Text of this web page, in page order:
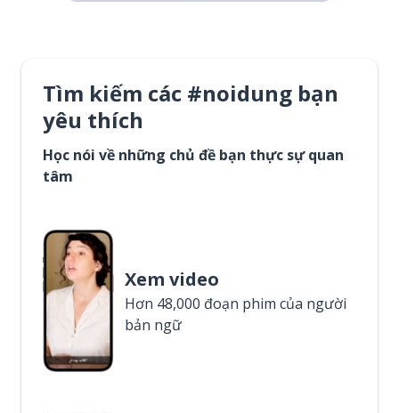
Tìm kiếm các #noidung bạn
yêu thích
Học nói về những chủ đề bạn thực sự quan
tâm
Xem video
Hơn 48,000 đoạn phim của người
bản ngữ